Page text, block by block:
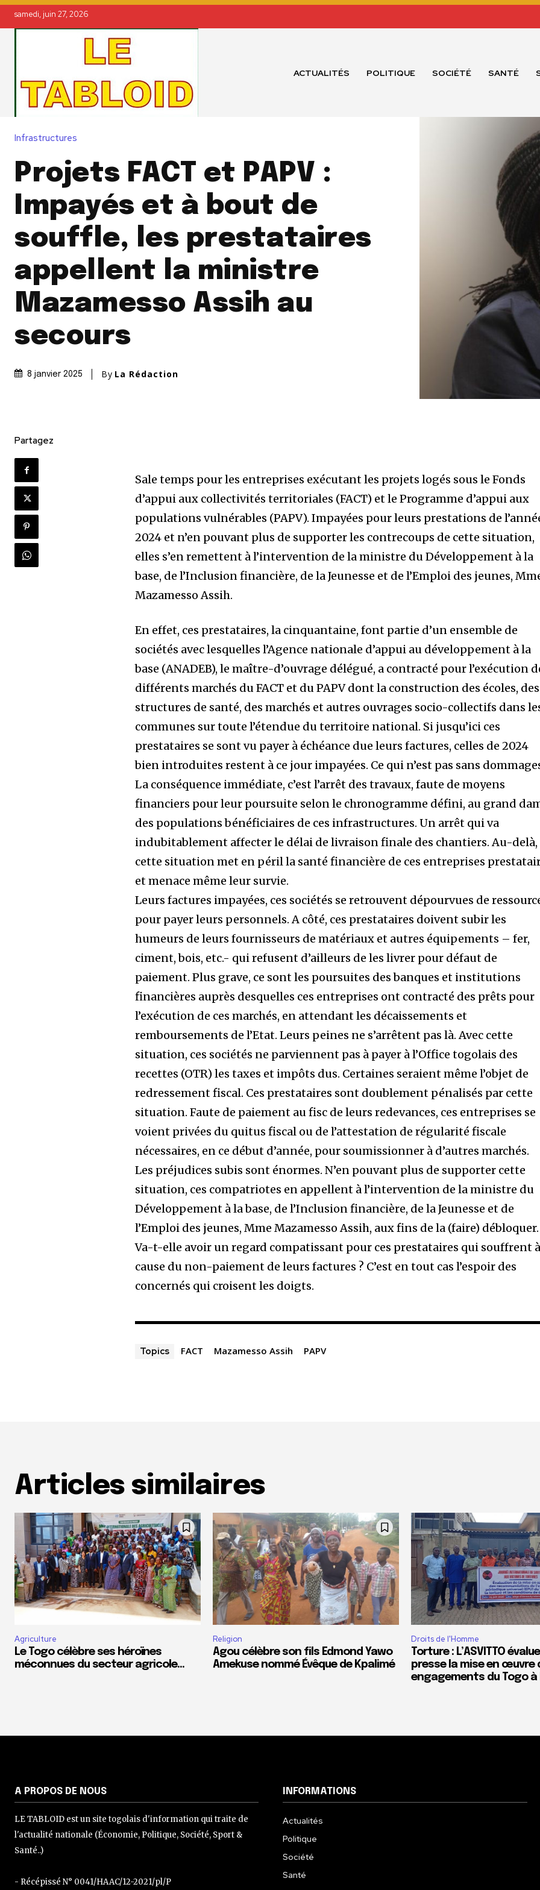
samedi, juin 27, 2026
ACTUALITÉS POLITIQUE SOCIÉTÉ SANTÉ
Infrastructures
Projets FACT et PAPV :
Impayés et à bout de
souffle, les prestataires
appellent la ministre
Mazamesso Assih au
secours
8 janvier 2025 By La Rédaction
Partagez
Sale temps pour les entreprises exécutant les projets logés sous le Fonds
d’appui aux collectivités territoriales (FACT) et le Programme d’appui aux
populations vulnérables (PAPV). Impayées pour leurs prestations de
2024 et n’en pouvant plus de supporter les contrecoups de cette situation,
elles s’en remettent à l’intervention de la ministre du Développement à la
base, de l’Inclusion financière, de la Jeunesse et de l’Emploi des jeunes,
Mazamesso Assih.
En effet, ces prestataires, la cinquantaine, font partie d’un ensemble de
sociétés avec lesquelles l’Agence nationale d’appui au développement à la
base (ANADEB), le maître-d’ouvrage délégué, a contracté pour l’exécution
différents marchés du FACT et du PAPV dont la construction des écoles, des
structures de santé, des marchés et autres ouvrages socio-collectifs dans
communes sur toute l’étendue du territoire national. Si jusqu’ici ces
prestataires se sont vu payer à échéance due leurs factures, celles de 2024
bien introduites restent à ce jour impayées. Ce qui n’est pas sans
La conséquence immédiate, c’est l’arrêt des travaux, faute de moyens
financiers pour leur poursuite selon le chronogramme défini, au grand
des populations bénéficiaires de ces infrastructures. Un arrêt qui va
indubitablement affecter le délai de livraison finale des chantiers. Au-delà,
cette situation met en péril la santé financière de ces entreprises
et menace même leur survie.
Leurs factures impayées, ces sociétés se retrouvent dépourvues de
pour payer leurs personnels. A côté, ces prestataires doivent subir les
humeurs de leurs fournisseurs de matériaux et autres équipements – fer,
ciment, bois, etc.- qui refusent d’ailleurs de les livrer pour défaut de
paiement. Plus grave, ce sont les poursuites des banques et institutions
financières auprès desquelles ces entreprises ont contracté des prêts pour
l’exécution de ces marchés, en attendant les décaissements et
remboursements de l’Etat. Leurs peines ne s’arrêtent pas là. Avec cette
situation, ces sociétés ne parviennent pas à payer à l’Office togolais des
recettes (OTR) les taxes et impôts dus. Certaines seraient même l’objet de
redressement fiscal. Ces prestataires sont doublement pénalisés par cette
situation. Faute de paiement au fisc de leurs redevances, ces entreprises se
voient privées du quitus fiscal ou de l’attestation de régularité fiscale
nécessaires, en ce début d’année, pour soumissionner à d’autres marchés.
Les préjudices subis sont énormes. N’en pouvant plus de supporter cette
situation, ces compatriotes en appellent à l’intervention de la ministre du
Développement à la base, de l’Inclusion financière, de la Jeunesse et de
l’Emploi des jeunes, Mme Mazamesso Assih, aux fins de la (faire) débloquer.
Va-t-elle avoir un regard compatissant pour ces prestataires qui souffrent à
cause du non-paiement de leurs factures ? C’est en tout cas l’espoir des
concernés qui croisent les doigts.
Topics FACT Mazamesso Assih PAPV
Articles similaires
Agriculture
Le Togo célèbre ses héroïnes
méconnues du secteur agricole…
Religion
Agou célèbre son fils Edmond Yawo
Amekuse nommé Évêque de Kpalimé
Droits de l'Homme
Torture : L’ASVITTO
presse la mise en œuvre
engagements du Togo à
A PROPOS DE NOUS
LE TABLOID est un site togolais d'information qui traite de
l'actualité nationale (Économie, Politique, Société, Sport &
Santé..)
- Récépissé N° 0041/HAAC/12-2021/pl/P
INFORMATIONS
Actualités
Politique
Société
Santé